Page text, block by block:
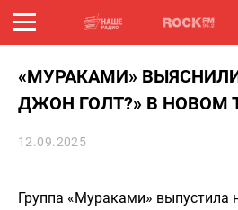
«МУРАКАМИ»
ДЖОН ГОЛТ?» В НОВОМ
12.09.2025
Группа «Мураками» выпустила